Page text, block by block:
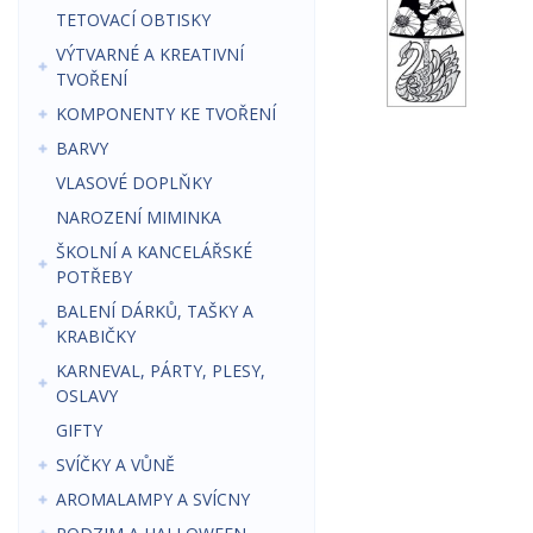
TETOVACÍ OBTISKY
VÝTVARNÉ A KREATIVNÍ
TVOŘENÍ
KOMPONENTY KE TVOŘENÍ
BARVY
VLASOVÉ DOPLŇKY
NAROZENÍ MIMINKA
ŠKOLNÍ A KANCELÁŘSKÉ
POTŘEBY
BALENÍ DÁRKŮ, TAŠKY A
KRABIČKY
KARNEVAL, PÁRTY, PLESY,
OSLAVY
GIFTY
SVÍČKY A VŮNĚ
AROMALAMPY A SVÍCNY